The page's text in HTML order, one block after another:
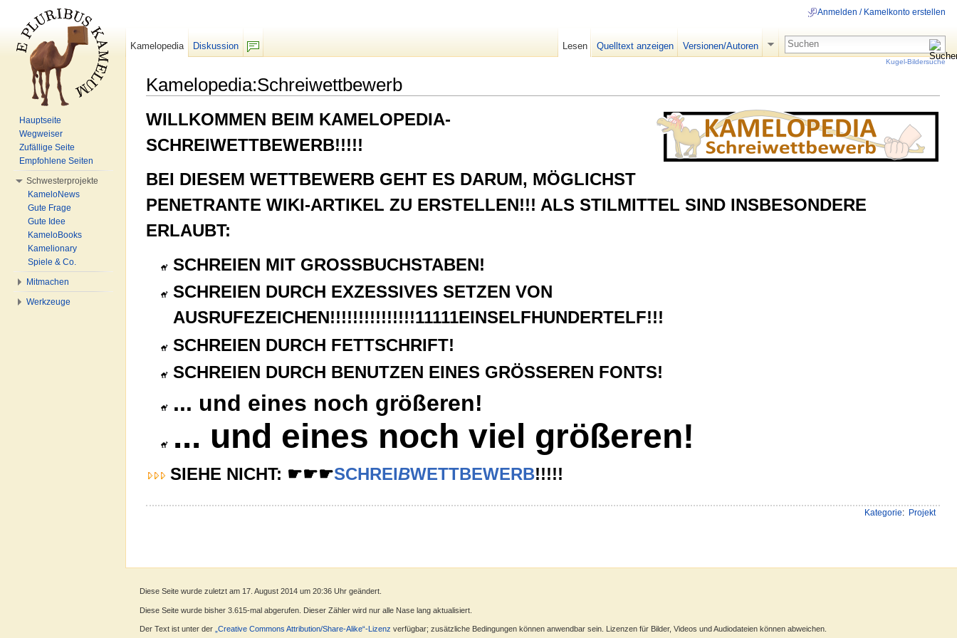
Kamelopedia:Schreiwettbewerb
WILLKOMMEN BEIM KAMELOPEDIA-
SCHREIWETTBEWERB!!!!!
BEI DIESEM WETTBEWERB GEHT ES DARUM, MÖGLICHST
PENETRANTE WIKI-ARTIKEL ZU ERSTELLEN!!! ALS STILMITTEL SIND INSBESONDERE
ERLAUBT:
SCHREIEN MIT GROSSBUCHSTABEN!
SCHREIEN DURCH EXZESSIVES SETZEN VON
AUSRUFEZEICHEN!!!!!!!!!!!!!!!11111EINSELFHUNDERTELF!!!
SCHREIEN DURCH FETTSCHRIFT!
SCHREIEN DURCH BENUTZEN EINES GRÖSSEREN FONTS!
... und eines noch größeren!
... und eines noch viel größeren!
SIEHE NICHT: ☛☛☛SCHREIBWETTBEWERB!!!!!
Kategorie: Projekt
Anmelden / Kamelkonto erstellen
Kamelopedia
Diskussion
Lesen Quelltext anzeigen Versionen/Autoren
Kugel-Bildersuche
Hauptseite
Wegweiser
Zufällige Seite
Empfohlene Seiten
Schwesterprojekte
KameloNews
Gute Frage
Gute Idee
KameloBooks
Kamelionary
Spiele & Co.
Mitmachen
Werkzeuge
Diese Seite wurde zuletzt am 17. August 2014 um 20:36 Uhr geändert.
Diese Seite wurde bisher 3.615-mal abgerufen. Dieser Zähler wird nur alle Nase lang aktualisiert.
Der Text ist unter der „Creative Commons Attribution/Share-Alike“-Lizenz verfügbar; zusätzliche Bedingungen können anwendbar sein. Lizenzen für Bilder, Videos und Audiodateien können abweichen.